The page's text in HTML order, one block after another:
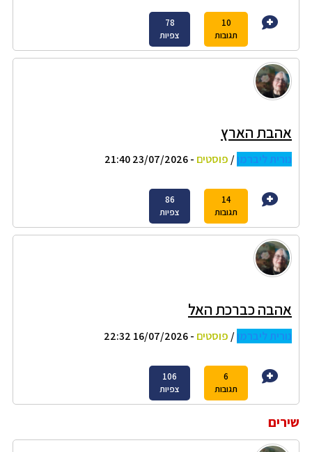
10
תגובות
78
צפיות
אהבת הארץ
נורית ליברמן/ פוסטים - 23/07/2026 21:40
14
תגובות
86
צפיות
אהבה כברכת האל
נורית ליברמן/ פוסטים - 16/07/2026 22:32
6
תגובות
106
צפיות
שירים